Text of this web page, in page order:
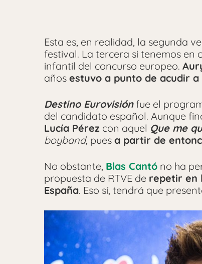
Esta es, en realidad, la segunda
festival. La tercera si tenemos en
infantil del concurso europeo.
años estuvo a punto de acudir a
Destino Eurovisiónfue el
del candidato español. Aunque
Lucía Pérez con aquel Que me
boyband, pues a partir de
No obstante, Blas Cantó no ha
propuesta de RTVE de repetir en
España. Eso sí, tendrá que